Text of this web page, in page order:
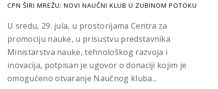
CPN ŠIRI MREŽU: NOVI NAUČNI KLUB U ZUBINOM POTOKU
U sredu, 29. jula, u prostorijama Centra za
promociju nauke, u prisustvu predstavnika
Ministarstva nauke, tehnološkog razvoja i
inovacija, potpisan je ugovor o donaciji kojim je
omogućeno otvaranje Naučnog kluba...